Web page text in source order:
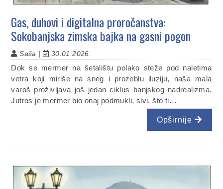
Gas, duhovi i digitalna proročanstva:
Sokobanjska zimska bajka na gasni pogon
Saša | 30.01.2026.
Dok se mermer na šetalištu polako steže pod naletima
vetra koji miriše na sneg i prozeblu iluziju, naša mala
varoš proživljava još jedan ciklus banjskog nadrealizma.
Jutros je mermer bio onaj podmukli, sivi, što ti…
Opširnije